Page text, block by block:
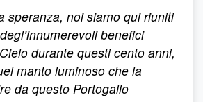
speranza, noi siamo qui riuniti
benefici
durante questi cento anni,
manto luminoso che la
da questo Portogallo